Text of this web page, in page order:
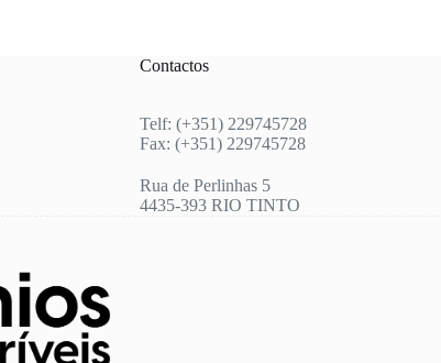
Contactos
Telf: (+351) 229745728
Fax: (+351) 229745728
Rua de Perlinhas 5
4435-393 RIO TINTO